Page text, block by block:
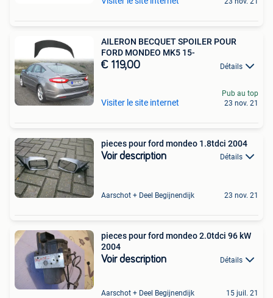
AILERON BECQUET SPOILER POUR
FORD MONDEO MK5 15-
€ 119,00 Détails
Visiter le site internet
Pub au top
23 nov. 21
pieces pour ford mondeo 1.8tdci 2004
Voir description Détails
Aarschot + Deel Begijnendijk 23 nov. 21
pieces pour ford mondeo 2.0tdci 96 kW
2004
Voir description Détails
Aarschot + Deel Begijnendijk 15 juil. 21